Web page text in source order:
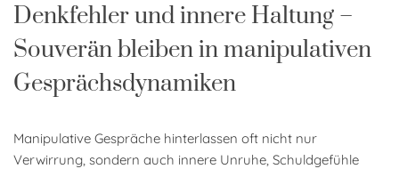
Denkfehler und innere Haltung –
Souverän bleiben in manipulativen
Gesprächsdynamiken
Manipulative Gespräche hinterlassen oft nicht nur
Verwirrung, sondern auch innere Unruhe, Schuldgefühle